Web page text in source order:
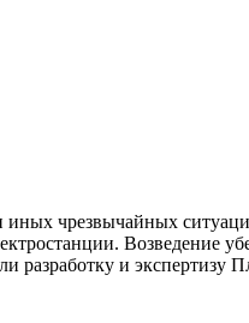
иных чрезвычайных
Возведение
разработку и экспертизу